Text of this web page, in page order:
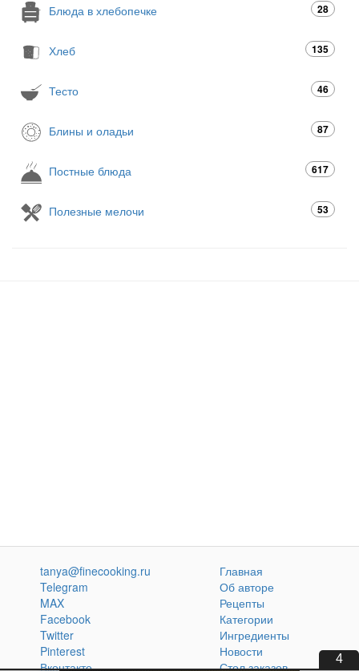
Блюда в хлебопечке 28
Хлеб 135
Тесто 46
Блины и оладьи 87
Постные блюда 617
Полезные мелочи 53
2
tanya@finecooking.ru
Telegram
MAX
Facebook
Twitter
Pinterest
Вконтакте
Главная
Об авторе
Рецепты
Категории
Ингредиенты
Новости
Стол заказов